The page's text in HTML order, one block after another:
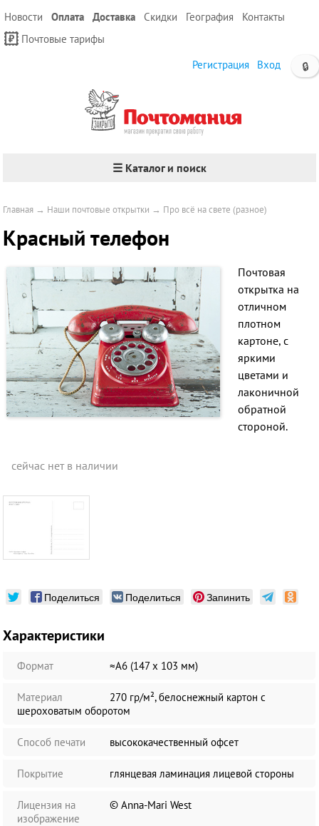
Новости Оплата Доставка Скидки География
Контакты
Почтовые тарифы
🔒
Регистрация Вход
☰ Каталог и поиск
Главная → Наши почтовые открытки → Про всё на свете (разное)
Красный телефон
Почтовая
открытка на
отличном
плотном
картоне, с
яркими
цветами и
лаконичной
обратной
стороной.
сейчас нет в наличии
Поделиться Поделиться Запинить
Характеристики
Формат ≈А6 (147 х 103 мм)
Материал
270 гр/м², белоснежный картон с
шероховатым оборотом
Способ печати высококачественный офсет
Покрытие глянцевая ламинация лицевой стороны
Лицензия на
изображение
© Anna-Mari West